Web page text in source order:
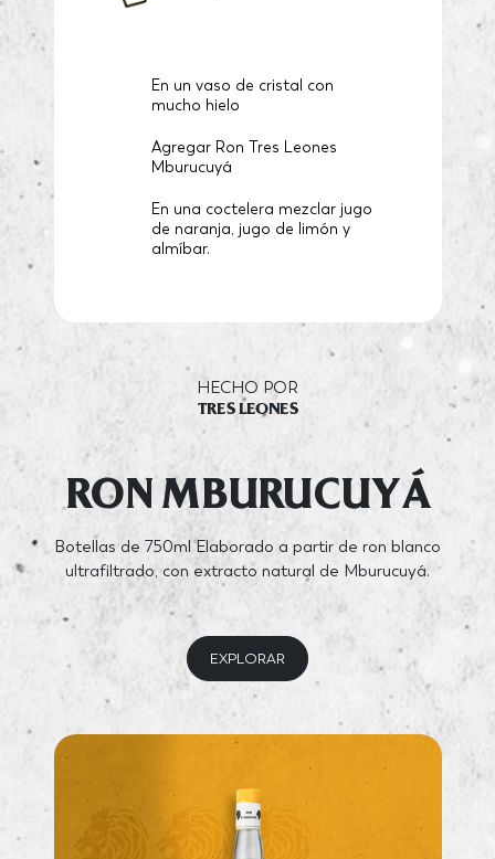
En un vaso de cristal con
mucho hielo
Agregar Ron Tres Leones
Mburucuyá
En una coctelera mezclar jugo
de naranja, jugo de limón y
almíbar.
HECHO POR
TRES LEONES
RON MBURUCUYÁ
Botellas de 750ml Elaborado a partir de ron blanco
ultrafiltrado, con extracto natural de Mburucuyá.
EXPLORAR